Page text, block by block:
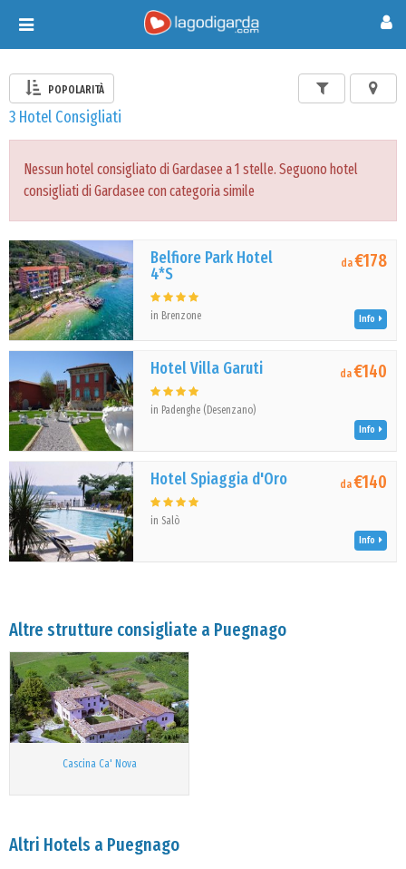
Toggle
navigation
POPOLARITÀ
3 Hotel Consigliati
Nessun hotel consigliato di Gardasee a 1 stelle. Seguono hotel
consigliati di Gardasee con categoria simile
Belfiore Park Hotel
4*S
in Brenzone
da€178
Info
Hotel Villa Garuti
in Padenghe (Desenzano)
da€140
Info
Hotel Spiaggia d'Oro
in Salò
da€140
Info
Altre strutture consigliate a Puegnago
Cascina Ca' Nova
Altri Hotels a Puegnago